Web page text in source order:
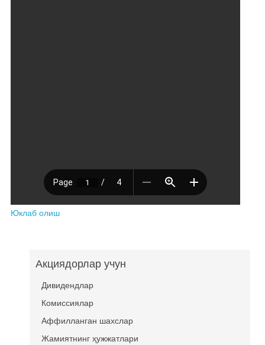
Юклаб олиш
Акциядорлар учун
Дивидендлар
Комиссиялар
Аффилланган шахслар
Жамиятнинг ҳужжатлари